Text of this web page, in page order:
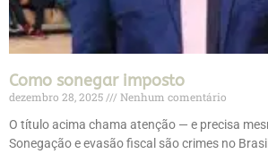
Como sonegar imposto
dezembro 28, 2025
Nenhum comentário
O título acima chama atenção — e precisa
Sonegação e evasão fiscal são crimes no